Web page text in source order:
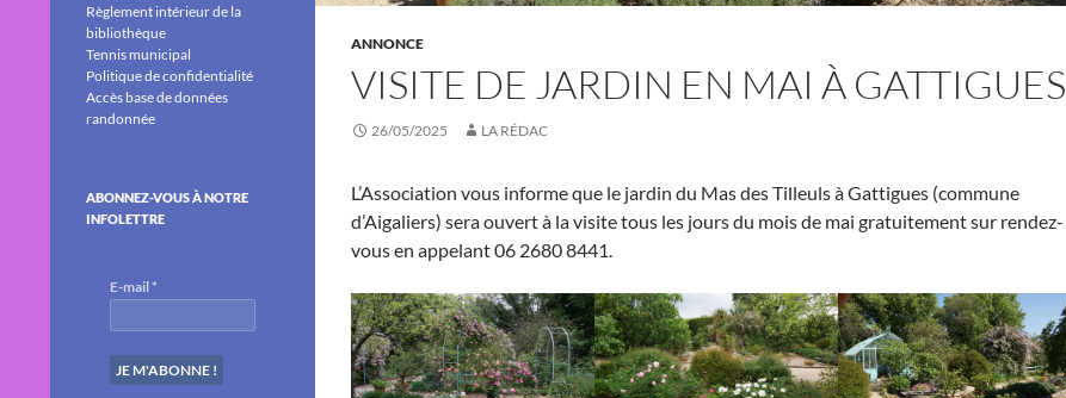
ANNONCE
VISITE DE JARDIN EN MAI À GATTIGUES
26/05/2025 LA RÉDAC
L’Association vous informe que le jardin du Mas des Tilleuls à Gattigues (commune
d’Aigaliers) sera ouvert à la visite tous les jours du mois de mai gratuitement sur rendez-
vous en appelant 06 2680 8441.
Règlement intérieur de la
bibliothèque
Tennis municipal
Politique de confidentialité
Accès base de données
randonnée
ABONNEZ-VOUS À NOTRE
INFOLETTRE
E-mail*